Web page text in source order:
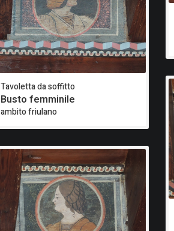
Tavoletta da soffitto
Busto femminile
ambito friulano